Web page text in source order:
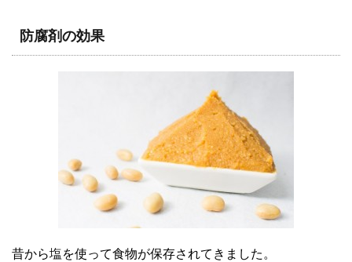
防腐剤の効果
昔から塩を使って食物が保存されてきました。